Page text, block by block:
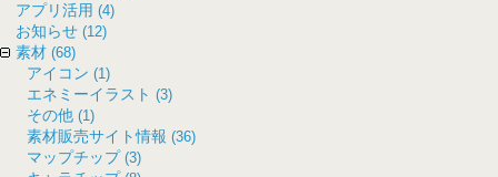
アプリ活用 (4)
お知らせ (12)
素材 (68)
アイコン (1)
エネミーイラスト (3)
その他 (1)
素材販売サイト情報 (36)
マップチップ (3)